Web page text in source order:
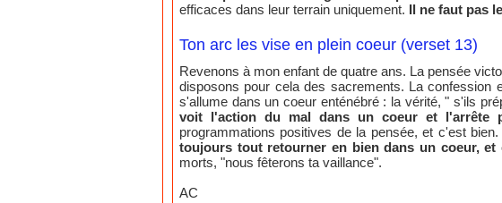
efficaces dans leur terrain uniquement. Il ne faut pas
Ton arc les vise en plein coeur (verset 13)
Revenons à mon enfant de quatre ans. La pensée
disposons pour cela des sacrements. La confession
s'allume dans un coeur enténébré : la vérité, " s'ils
voit l'action du mal dans un coeur et l'arrête
programmations positives de la pensée, et c'est bien.
toujours tout retourner en bien dans un coeur,
morts, "nous fêterons ta vaillance".
AC